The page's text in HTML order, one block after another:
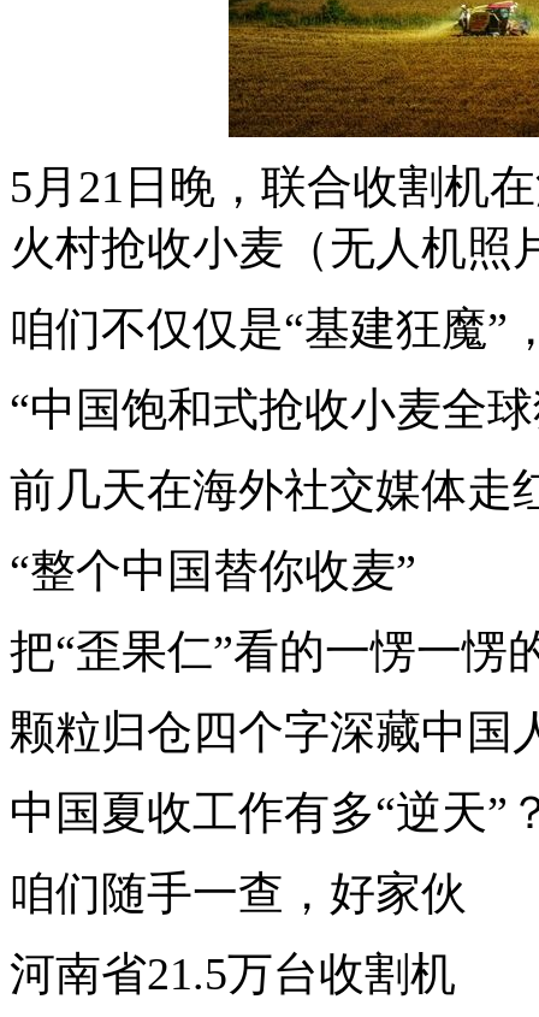
5月21日晚，联合收割机
火村抢收小麦（无人机照
咱们不仅仅是“基建狂魔”
“中国饱和式抢收小麦全
前几天在海外社交媒体走
“整个中国替你收麦”
把“歪果仁”看的一愣一愣
颗粒归仓四个字深藏中国
中国夏收工作有多“逆天”
咱们随手一查，好家伙
河南省21.5万台收割机